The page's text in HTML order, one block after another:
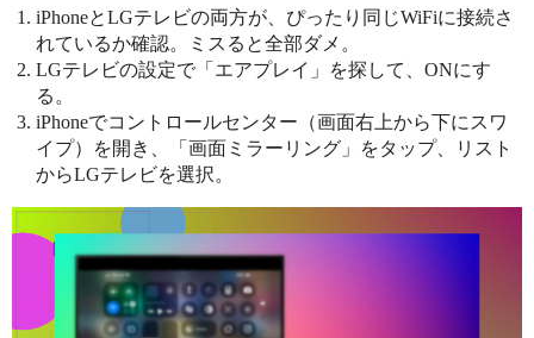
iPhoneとLGテレビの両方が、ぴったり同じWiFiに接続さ
れているか確認。ミスると全部ダメ。
LGテレビの設定で「エアプレイ」を探して、ONにす
る。
iPhoneでコントロールセンター（画面右上から下にスワ
イプ）を開き、「画面ミラーリング」をタップ、リスト
からLGテレビを選択。